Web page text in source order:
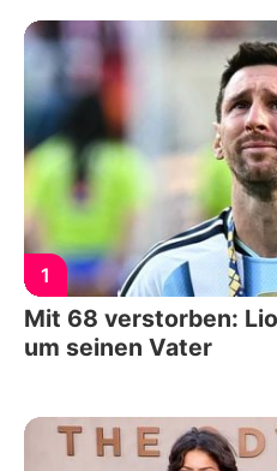
1
Mit 68 verstorben:
um seinen Vater